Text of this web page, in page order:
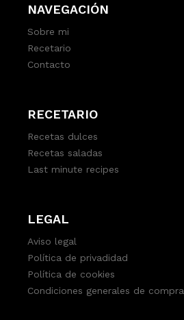
NAVEGACIÓN
Sobre mi
Recetario
Contacto
RECETARIO
Recetas dulces
Recetas saladas
Last minute recipes
LEGAL
Aviso legal
Política de privadidad
Política de cookies
Condiciones generales de compra